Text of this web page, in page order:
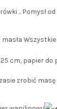
.. Pomysł od
masła
cm, papier do
zrobić masę